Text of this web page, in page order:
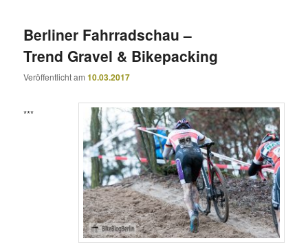
Berliner Fahrradschau –
Trend Gravel & Bikepacking
Veröffentlicht am10.03.2017
***